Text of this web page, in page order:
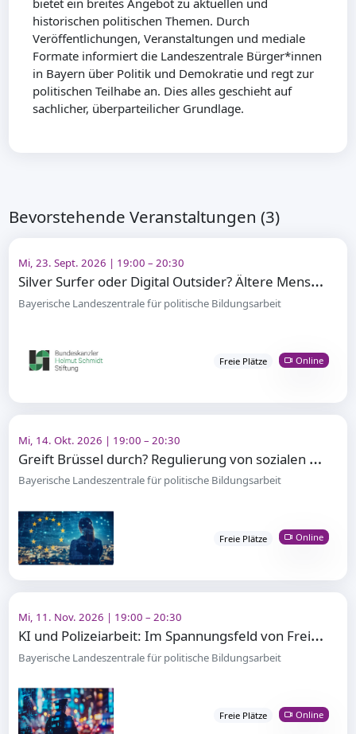
bietet ein breites Angebot zu aktuellen und
historischen politischen Themen. Durch
Veröffentlichungen, Veranstaltungen und mediale
Formate informiert die Landeszentrale Bürger*innen
in Bayern über Politik und Demokratie und regt zur
politischen Teilhabe an. Dies alles geschieht auf
sachlicher, überparteilicher Grundlage.
Bevorstehende Veranstaltungen (3)
Mi, 23. Sept. 2026 | 19:00 – 20:30
S
ilver Surfer oder Digital Outsider? Ältere Menschen und digitale Teilhabe
Bayerische Landeszentrale für politische Bildungsarbeit
Freie Plätze Online
Mi, 14. Okt. 2026 | 19:00 – 20:30
G
reift Brüssel durch? Regulierung von sozialen Medien in der EU
Bayerische Landeszentrale für politische Bildungsarbeit
Freie Plätze Online
Mi, 11. Nov. 2026 | 19:00 – 20:30
K
I und Polizeiarbeit: Im Spannungsfeld von Freiheit und Sicherheit
Bayerische Landeszentrale für politische Bildungsarbeit
Freie Plätze Online